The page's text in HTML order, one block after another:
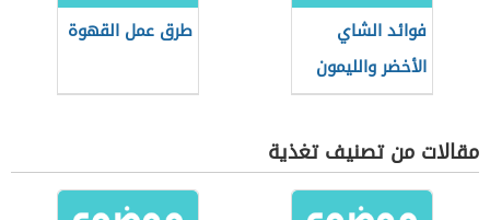
فوائد الشاي
الأخضر والليمون
طرق عمل القهوة
مقالات من تصنيف تغذية